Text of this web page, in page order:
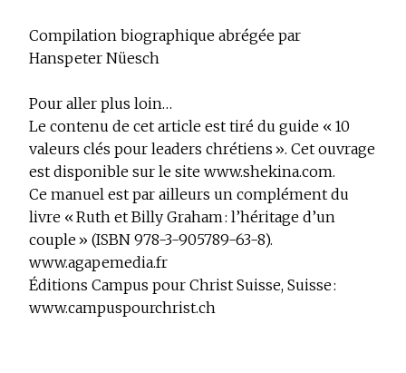
Compilation biographique abrégée par
Hanspeter Nüesch
Pour aller plus loin…
Le contenu de cet article est tiré du guide « 10
valeurs clés pour leaders chrétiens ». Cet ouvrage
est disponible sur le site www.shekina.com.
Ce manuel est par ailleurs un complément du
livre « Ruth et Billy Graham : l’héritage d’un
couple » (ISBN 978-3-905789-63-8).
www.agapemedia.fr
Éditions Campus pour Christ Suisse, Suisse :
www.campuspourchrist.ch